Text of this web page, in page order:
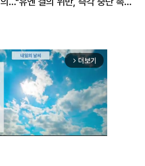
arrow_forward_ios 더보기